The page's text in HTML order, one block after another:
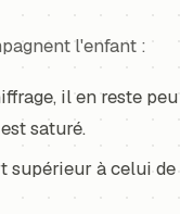
l'enfant :
il en reste peu
saturé.
supérieur à celui de